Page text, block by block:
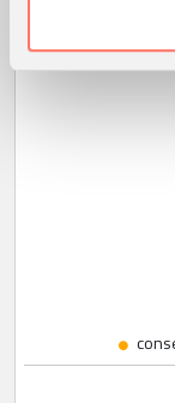
informazioni sul
nostri partner
pubblicità e
con altre
raccolto dal suo